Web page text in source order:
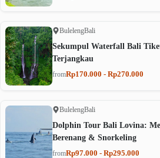
BulelengBali
Sekumpul Waterfall Bali
Terjangkau
fromRp170.000 - Rp270.000
BulelengBali
Dolphin Tour Bali Lovina:
Berenang & Snorkeling
fromRp97.000 - Rp295.000